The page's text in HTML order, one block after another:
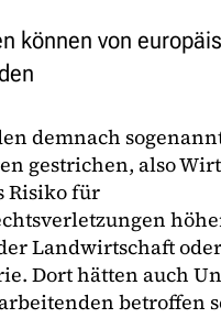
können von
demnach
gestrichen, also
Risiko für
Landwirtschaft
Dort hätten auch
betroffen